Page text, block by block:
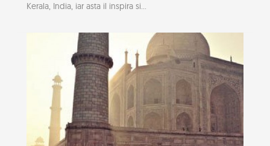
Kerala, India, iar asta il inspira si...